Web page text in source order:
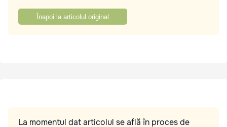
Înapoi la articolul original
La momentul dat articolul se află în proces de